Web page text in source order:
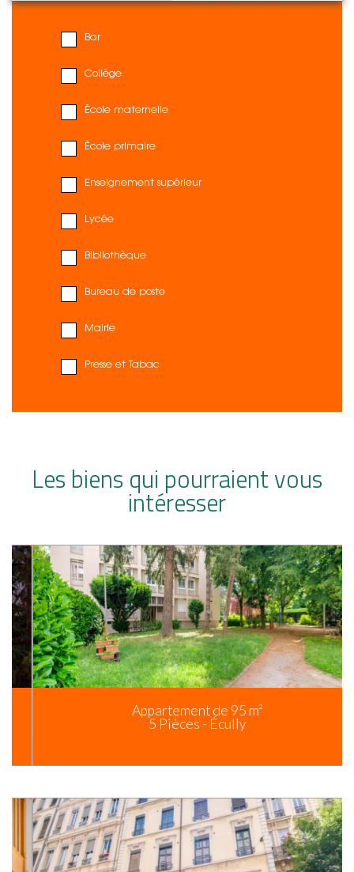
Bar
Collège
École maternelle
École primaire
Enseignement supérieur
Lycée
Bibliothèque
Bureau de poste
Mairie
Presse et Tabac
Les biens qui pourraient vous
intéresser
Appartement de 95 m²
5 Pièces - Écully